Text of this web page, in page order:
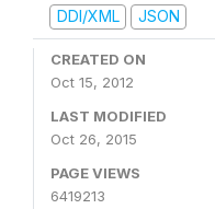
DDI/XML JSON
CREATED ON
Oct 15, 2012
LAST MODIFIED
Oct 26, 2015
PAGE VIEWS
6419213